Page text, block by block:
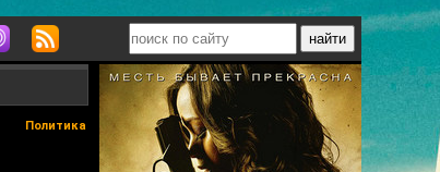
Политика